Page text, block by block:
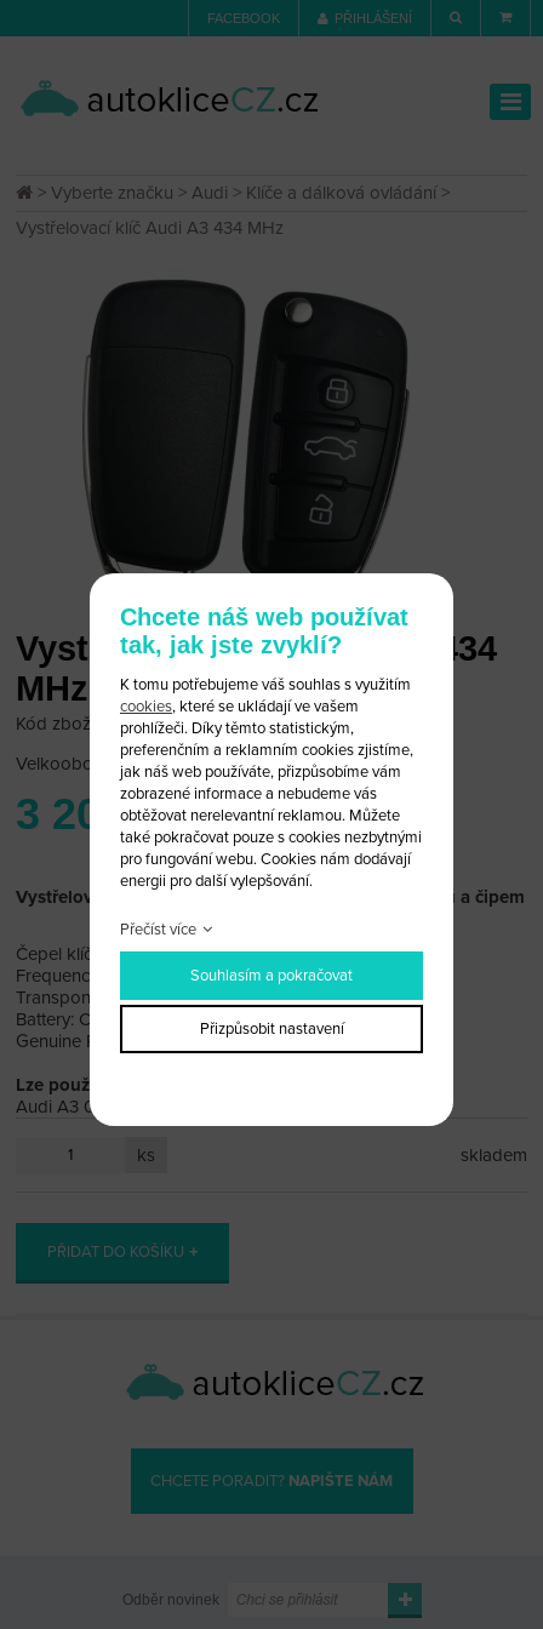
FACEBOOK PŘIHLÁŠENÍ
>Vyberte značku >Audi > Klíče a dálková ovládání>
Vystřelovací klíč Audi A3 434 MHz
Vystřelovací klíč Audi A3 434
MHz
Kód zboží: AUDI RK08
Velkoobchodní cena:po přihlášení
3 200 Kč
Vystřelovací klíč 3 tlačítka Audi A3 434 MHz s dálkou a čipem
Čepel klíče: HU66
Frequence: 434Mhz
Transponder: ID48
Battery: CR2032
Genuine Part No: 8V0837220D
Lze použít na Modely:
Audi A3 04.2012-04.09.2015
ks skladem
PŘIDAT DO KOŠÍKU
CHCETE PORADIT? NAPIŠTE NÁM
Odběr novinek
Chcete náš web používat
tak, jak jste zvyklí?
K tomu potřebujeme váš souhlas s využitím
cookies, které se ukládají ve vašem
prohlížeči. Díky těmto statistickým,
preferenčním a reklamním cookies zjistíme,
jak náš web používáte, přizpůsobíme vám
zobrazené informace a nebudeme vás
obtěžovat nerelevantní reklamou. Můžete
také pokračovat pouze s cookies nezbytnými
pro fungování webu. Cookies nám dodávají
energii pro další vylepšování.
Přečíst více
Souhlasím a pokračovat
Přizpůsobit nastavení